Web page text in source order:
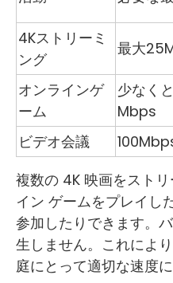
4Kストリーミ
ング
最大
オンラインゲ
ーム
少なく
Mbps
ビデオ会議
複数の 4K 映画をスト
イン ゲームをプレイし
参加したりできます。
生しません。これによ
庭にとって適切な速度に